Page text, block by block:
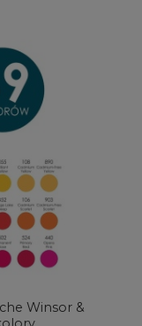
Winsor &